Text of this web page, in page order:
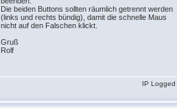
Die beiden Buttons sollten räumlich getrennt werden
(links und rechts bündig), damit die schnelle Maus
nicht auf den Falschen klickt.
Gruß
Rolf
IP Logged